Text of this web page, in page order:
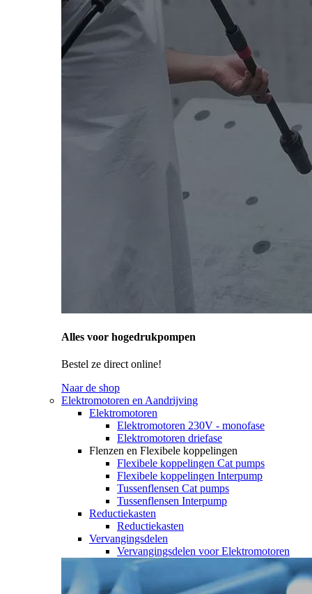
Alles voor hogedrukpompen
Bestel ze direct online!
Naar de shop
Elektromotoren en Aandrijving
Elektromotoren
Elektromotoren 230V - monofase
Elektromotoren driefase
Flenzen en Flexibele koppelingen
Flexibele koppelingen Cat pumps
Flexibele koppelingen Interpump
Tussenflensen Cat pumps
Tussenflensen Interpump
Reductiekasten
Reductiekasten
Vervangingsdelen
Vervangingsdelen voor Elektromotoren